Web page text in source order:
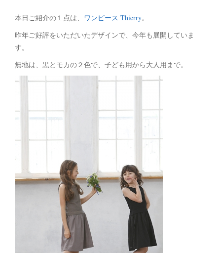
本日ご紹介の１点は、 ワンピース Thierry。
昨年ご好評をいただいたデザインで、今年も展開していま
す。
無地は、黒とモカの２色で、子ども用から大人用まで。